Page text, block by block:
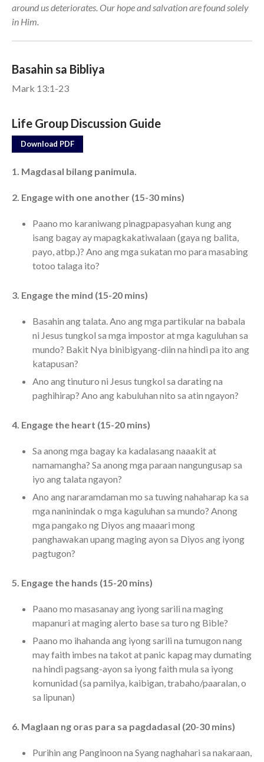
the Sunday
cbcponline on
subscribe
當神好像離開很遙遠時 When
God Seems Distant
Hope For the Discouraged Soul:
Cultivating A Heart That Seeks
Just Can’t Get Enough
around us deteriorates. Our hope and salvation are found solely
in Him.
Basahin sa Bibliya
Mark 13:1-23
Life Group Discussion Guide
Download PDF
1. Magdasal bilang panimula.
2. Engage with one another (15-30 mins)
Paano mo karaniwang pinagpapasyahan kung ang
isang bagay ay mapagkakatiwalaan (gaya ng balita,
payo, atbp.)? Ano ang mga sukatan mo para masabing
totoo talaga ito?
3. Engage the mind (15-20 mins)
Basahin ang talata. Ano ang mga partikular na babala
ni Jesus tungkol sa mga impostor at mga kaguluhan sa
mundo? Bakit Nya binibigyang-diin na hindi pa ito ang
katapusan?
Ano ang tinuturo ni Jesus tungkol sa darating na
paghihirap? Ano ang kabuluhan nito sa atin ngayon?
4. Engage the heart (15-20 mins)
Sa anong mga bagay ka kadalasang naaakit at
namamangha? Sa anong mga paraan nangungusap sa
iyo ang talata ngayon?
Ano ang nararamdaman mo sa tuwing nahaharap ka sa
mga naninindak o mga kaguluhan sa mundo? Anong
mga pangako ng Diyos ang maaari mong
panghawakan upang maging ayon sa Diyos ang iyong
pagtugon?
5. Engage the hands (15-20 mins)
Paano mo masasanay ang iyong sarili na maging
mapanuri at maging alerto base sa turo ng Bible?
Paano mo ihahanda ang iyong sarili na tumugon nang
may faith imbes na takot at panic kapag may dumating
na hindi pagsang-ayon sa iyong faith mula sa iyong
komunidad (sa pamilya, kaibigan, trabaho/paaralan, o
sa lipunan)
6. Maglaan ng oras para sa pagdadasal (20-30 mins)
Purihin ang Panginoon na Syang naghahari sa nakaraan,